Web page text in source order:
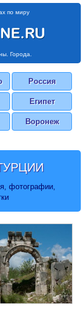
по миру
Города.
Россия
Египет
Воронеж
фотографии,